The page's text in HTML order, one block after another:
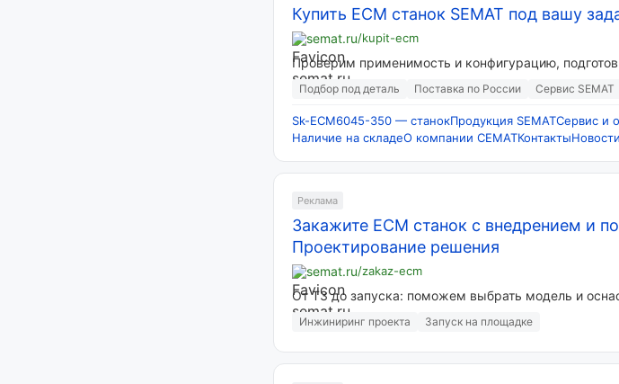
Купить ECM станок SEMAT под вашу
semat.ru/kupit-ecm
Проверим применимость и конфигурацию,
Подбор под деталь Поставка по России Сервис SEMAT
Sk-ECM6045-350 — станокПродукция SEMATСервис и
Наличие на складеО компании СЕМАТКонтакты
Реклама
Закажите ECM станок с внедрением и
Проектирование решения
semat.ru/zakaz-ecm
От ТЗ до запуска: поможем выбрать модель и
Инжиниринг проекта Запуск на площадке